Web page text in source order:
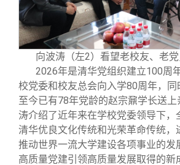
制度法规
联系我们
向波涛（左2）看望老校友、老党
2026年是清华党组织建立100周
校党委和校友总会向入学80周年，同
至今已有78年党龄的赵宗鼐学长送
涛介绍了近年来在学校党委领导下，
清华优良文化传统和光荣革命传统，
推动世界一流大学建设各项事业的发
高质量党建引领高质量发展取得的新